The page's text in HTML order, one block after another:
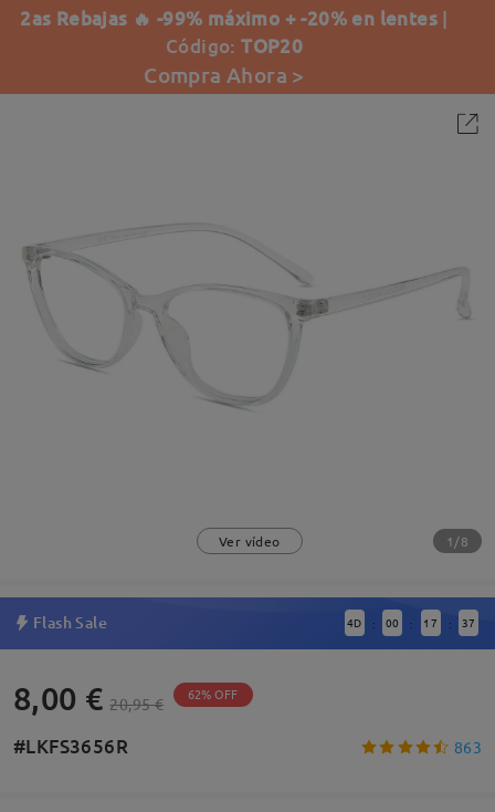
2as Rebajas 🔥 -99% máximo + -20% en lentes |
Código:TOP20
Compra Ahora >
Ver vídeo 1/8
Flash Sale 4D : 00 : 17 : 36
8,00 € 20,95 € 62% OFF
#LKFS3656R 863